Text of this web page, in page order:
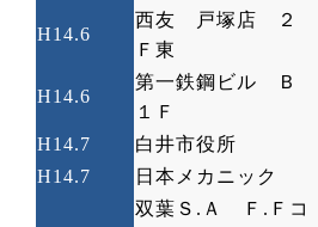
H14.6
西友 戸塚店 ２
Ｆ東
H14.6
第一鉄鋼ビル Ｂ
１Ｆ
H14.7 白井市役所
H14.7
日本メカニック
双葉Ｓ . Ａ Ｆ . Ｆコ